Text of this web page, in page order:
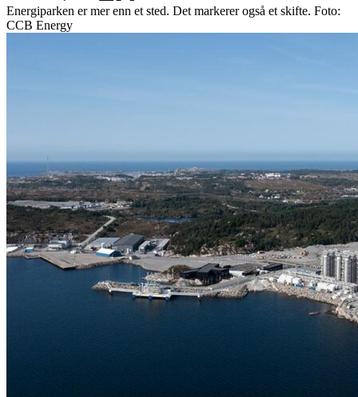
Energiparken er mer enn et sted. Det markerer også et skifte. Foto:
CCB Energy